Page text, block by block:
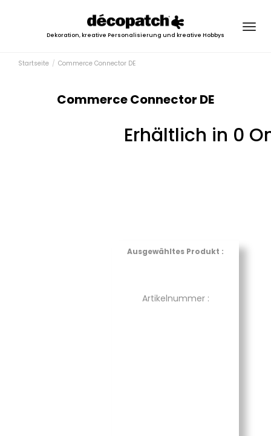
Dekoration, kreative Personalisierung und kreative Hobbys
Startseite Commerce Connector DE
Commerce Connector DE
Erhältlich in 0
Ausgewähltes Produkt :
Artikelnummer :